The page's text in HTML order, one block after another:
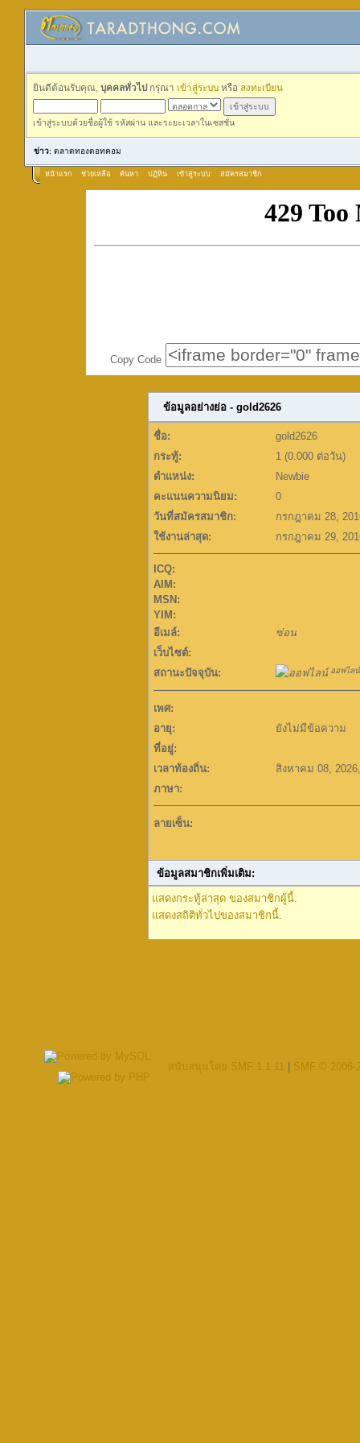
ยินดีต้อนรับคุณ, บุคคลทั่วไป กรุณา เข้าสู่ระบบ หรือ ลงทะเบียน
เข้าสู่ระบบด้วยชื่อผู้ใช้ รหัสผ่าน และระยะเวลาในเซสชั่น
ข่าว: ตลาดทองดอทคอม
หน้าแรก ช่วยเหลือ ค้นหา ปฏิทิน เข้าสู่ระบบ สมัครสมาชิก
Copy Code
ข้อมูลอย่างย่อ - gold2626
ชื่อ:
gold2626
กระทู้:
1 (0.000 ต่อวัน)
ตำแหน่ง:
Newbie
คะแนนความนิยม:
0
วันที่สมัครสมาชิก:
กรกฎาคม 28,
ใช้งานล่าสุด:
กรกฎาคม 29,
ICQ:
AIM:
MSN:
YIM:
อีเมล์:
ซ่อน
เว็บไซต์:
สถานะปัจจุบัน:
ออฟไลน์
เพศ:
อายุ:
ยังไม่มีข้อความ
ที่อยู่:
เวลาท้องถิ่น:
สิงหาคม 08,
ภาษา:
ลายเซ็น:
ข้อมูลสมาชิกเพิ่มเติม:
แสดงกระทู้ล่าสุด ของสมาชิกผู้นี้.
แสดงสถิติทั่วไปของสมาชิกนี้.
สนับสนุนโดย SMF 1.1.11 | SMF © 2006-